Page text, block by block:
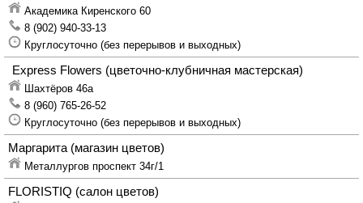
Академика Киренского 60
8 (902) 940-33-13
Круглосуточно (без перерывов и выходных)
Express Flowers (цветочно-клубничная мастерская)
Шахтёров 46а
8 (960) 765-26-52
Круглосуточно (без перерывов и выходных)
Маргарита (магазин цветов)
Металлургов проспект 34г/1
FLORISTIQ (салон цветов)